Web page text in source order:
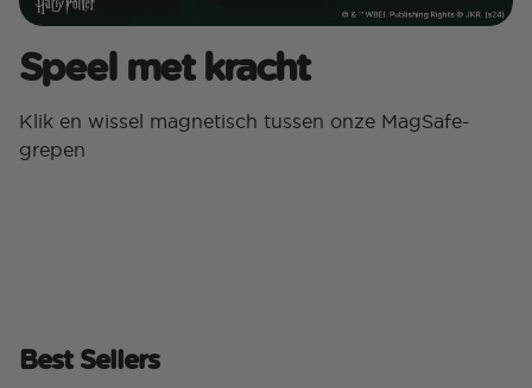
Speel met kracht
Klik en wissel magnetisch tussen onze MagSafe-
grepen
Best Sellers